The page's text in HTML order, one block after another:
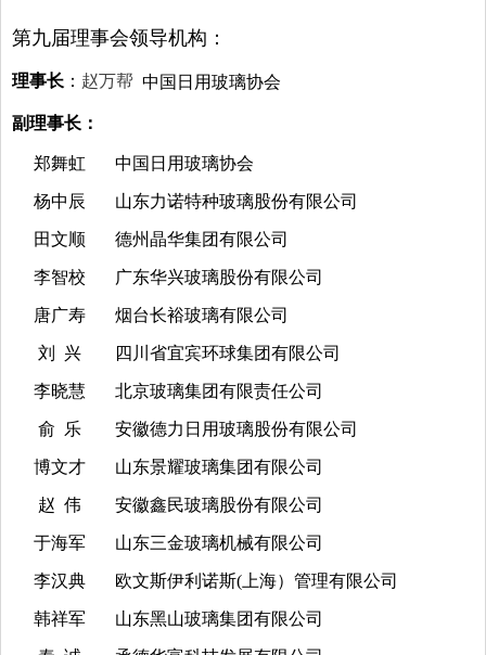
第九届理事会领导机构：
理事长 ： 赵万帮 中国日用玻璃协会
副理事长：
郑舞虹 中国日用玻璃协会
杨中辰 山东力诺特种玻璃股份有限公司
田文顺 德州晶华集团有限公司
李智校 广东华兴玻璃股份有限公司
唐广寿 烟台长裕玻璃有限公司
刘 兴 四川省宜宾环球集团有限公司
李晓慧 北京玻璃集团有限责任公司
俞 乐 安徽德力日用玻璃股份有限公司
博文才 山东景耀玻璃集团有限公司
赵 伟 安徽鑫民玻璃股份有限公司
于海军 山东三金玻璃机械有限公司
李汉典 欧文斯伊利诺斯(上海）管理有限公司
韩祥军 山东黑山玻璃集团有限公司